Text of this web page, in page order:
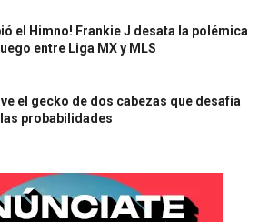
el Himno! Frankie J desata la polémica
entre Liga MX y MLS
el gecko de dos cabezas que desafía
probabilidades